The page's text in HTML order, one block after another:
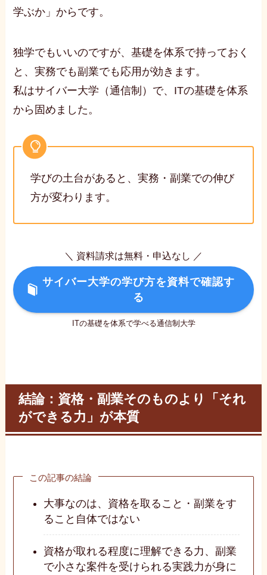
学ぶか」からです。
独学でもいいのですが、基礎を体系で持っておく
と、実務でも副業でも応用が効きます。
私はサイバー大学（通信制）で、ITの基礎を体系
から固めました。
学びの土台があると、実務・副業での伸び
方が変わります。
＼ 資料請求は無料・申込なし ／
サイバー大学の学び方を資料で確認す
る
ITの基礎を体系で学べる通信制大学
結論：資格・副業そのものより「それ
ができる力」が本質
この記事の結論
大事なのは、資格を取ること・副業をす
ること自体ではない
資格が取れる程度に理解できる力、副業
で小さな案件を受けられる実践力が身に